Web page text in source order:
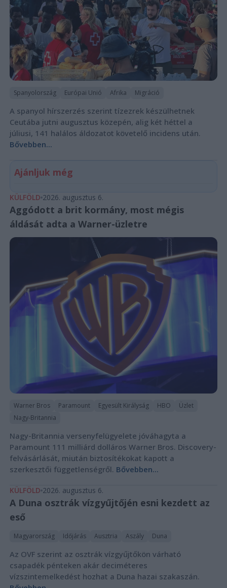
Spanyolország Európai Unió Afrika Migráció
A spanyol hírszerzés szerint tízezrek készülhetnek
Ceutába jutni augusztus közepén, alig két héttel a
júliusi, 141 halálos áldozatot követelő incidens után.
Bővebben...
Ajánljuk még
KÜLFÖLD 2026. augusztus 6.
Aggódott a brit kormány, most mégis
áldását adta a Warner-üzletre
Warner Bros Paramount Egyesült Királyság HBO
Üzlet
Nagy-Britannia
Nagy-Britannia versenyfelügyelete jóváhagyta a
Paramount 111 milliárd dolláros Warner Bros. Discovery-
felvásárlását, miután biztosítékokat kapott a
szerkesztői függetlenségről. Bővebben...
KÜLFÖLD 2026. augusztus 6.
A Duna osztrák vízgyűjtőjén esni kezdett az
eső
Magyarország Időjárás Ausztria Aszály Duna
Az OVF szerint az osztrák vízgyűjtőkön várható
csapadék pénteken akár deciméteres
vízszintemelkedést hozhat a Duna hazai szakaszán.